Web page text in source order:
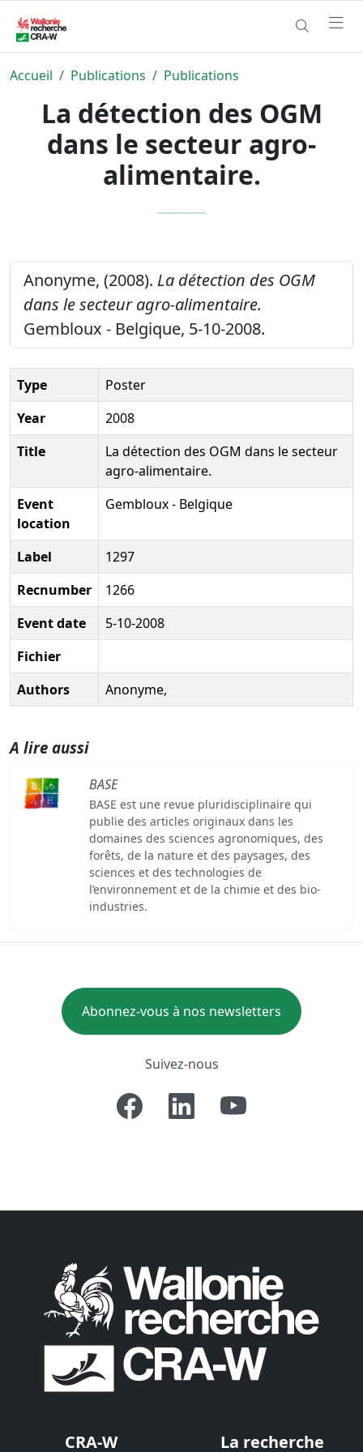
Accueil Publications Publications
La détection des OGM
dans le secteur agro-
alimentaire.
Anonyme, (2008). La détection des OGM
dans le secteur agro-alimentaire.
Gembloux - Belgique, 5-10-2008.
Type
Poster
Year
2008
Title
La détection des OGM dans le secteur
agro-alimentaire.
Event
location
Gembloux - Belgique
Label
1297
Recnumber
1266
Event date
5-10-2008
Fichier
Authors
Anonyme,
A lire aussi
BASE
BASE est une revue pluridisciplinaire qui
publie des articles originaux dans les
domaines des sciences agronomiques, des
forêts, de la nature et des paysages, des
sciences et des technologies de
l’environnement et de la chimie et des bio-
industries.
Abonnez-vous à nos newsletters
Suivez-nous
CRA-W La recherche